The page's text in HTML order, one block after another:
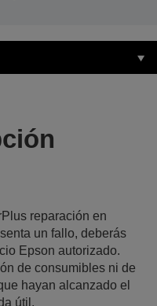
reparación en
un fallo, deberás
Epson autorizado.
de consumibles ni de
hayan alcanzado el
útil.